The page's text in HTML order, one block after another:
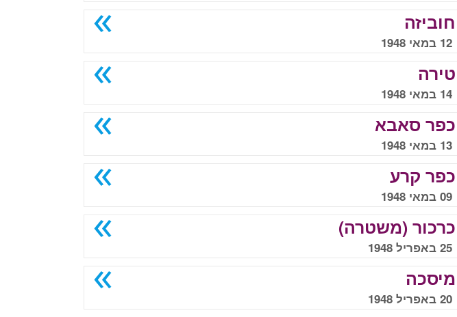
חוביזה
12 במאי 1948
טירה
14 במאי 1948
כפר סאבא
13 במאי 1948
כפר קרע
09 במאי 1948
כרכור (משטרה)
25 באפריל 1948
מיסכה
20 באפריל 1948